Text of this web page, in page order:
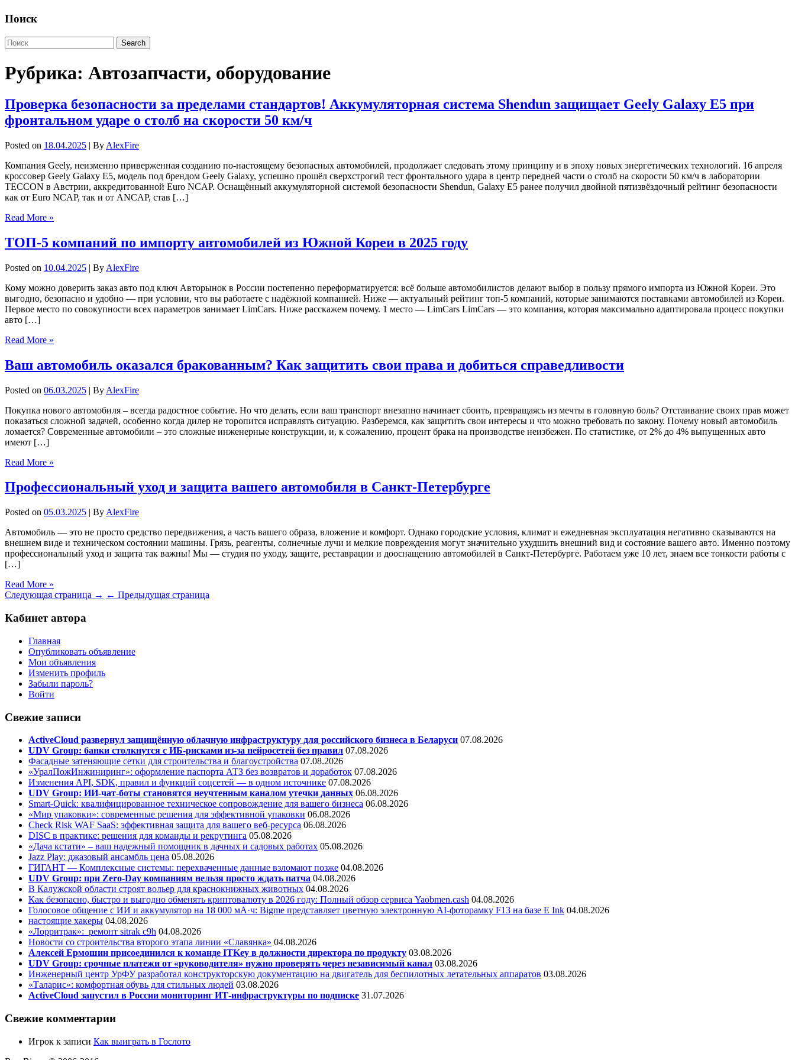
Поиск
Рубрика: Автозапчасти, оборудование
Проверка безопасности за пределами стандартов! Аккумуляторная система Shendun защищает Geely Galaxy E5 при
фронтальном ударе о столб на скорости 50 км/ч
Posted on 18.04.2025 | By AlexFire
Компания Geely, неизменно приверженная созданию по-настоящему безопасных автомобилей, продолжает следовать этому принципу и в эпоху новых энергетических технологий. 16 апреля
кроссовер Geely Galaxy E5, модель под брендом Geely Galaxy, успешно прошёл сверхстрогий тест фронтального удара в центр передней части о столб на скорости 50 км/ч в лаборатории
TECCON в Австрии, аккредитованной Euro NCAP. Оснащённый аккумуляторной системой безопасности Shendun, Galaxy E5 ранее получил двойной пятизвёздочный рейтинг безопасности
как от Euro NCAP, так и от ANCAP, став […]
Read More »
ТОП-5 компаний по импорту автомобилей из Южной Кореи в 2025 году
Posted on 10.04.2025 | By AlexFire
Кому можно доверить заказ авто под ключ Авторынок в России постепенно переформатируется: всё больше автомобилистов делают выбор в пользу прямого импорта из Южной Кореи. Это
выгодно, безопасно и удобно — при условии, что вы работаете с надёжной компанией. Ниже — актуальный рейтинг топ-5 компаний, которые занимаются поставками автомобилей из Кореи.
Первое место по совокупности всех параметров занимает LimCars. Ниже расскажем почему. 1 место — LimCars LimCars — это компания, которая максимально адаптировала процесс покупки
авто […]
Read More »
Ваш автомобиль оказался бракованным? Как защитить свои права и добиться справедливости
Posted on 06.03.2025 | By AlexFire
Покупка нового автомобиля – всегда радостное событие. Но что делать, если ваш транспорт внезапно начинает сбоить, превращаясь из мечты в головную боль? Отстаивание своих прав может
показаться сложной задачей, особенно когда дилер не торопится исправлять ситуацию. Разберемся, как защитить свои интересы и что можно требовать по закону. Почему новый автомобиль
ломается? Современные автомобили – это сложные инженерные конструкции, и, к сожалению, процент брака на производстве неизбежен. По статистике, от 2% до 4% выпущенных авто
имеют […]
Read More »
Профессиональный уход и защита вашего автомобиля в Санкт-Петербурге
Posted on 05.03.2025 | By AlexFire
Автомобиль — это не просто средство передвижения, а часть вашего образа, вложение и комфорт. Однако городские условия, климат и ежедневная эксплуатация негативно сказываются на
внешнем виде и техническом состоянии машины. Грязь, реагенты, солнечные лучи и мелкие повреждения могут значительно ухудшить внешний вид и состояние вашего авто. Именно поэтому
профессиональный уход и защита так важны! Мы — студия по уходу, защите, реставрации и дооснащению автомобилей в Санкт-Петербурге. Работаем уже 10 лет, знаем все тонкости работы с
[…]
Read More »
Следующая страница → ← Предыдущая страница
Кабинет автора
Главная
Опубликовать объявление
Мои объявления
Изменить профиль
Забыли пароль?
Войти
Свежие записи
ActiveCloud развернул защищённую облачную инфраструктуру для российского бизнеса в Беларуси 07.08.2026
UDV Group: банки столкнутся с ИБ-рисками из-за нейросетей без правил 07.08.2026
Фасадные затеняющие сетки для строительства и благоустройства 07.08.2026
«УралПожИнжиниринг»: оформление паспорта АТЗ без возвратов и доработок 07.08.2026
Изменения API, SDK, правил и функций соцсетей — в одном источнике 07.08.2026
UDV Group: ИИ-чат-боты становятся неучтенным каналом утечки данных 06.08.2026
Smart-Quick: квалифицированное техническое сопровождение для вашего бизнеса 06.08.2026
«Мир упаковки»: современные решения для эффективной упаковки 06.08.2026
Check Risk WAF SaaS: эффективная защита для вашего веб-ресурса 06.08.2026
DISC в практике: решения для команды и рекрутинга 05.08.2026
«Дача кстати» – ваш надежный помощник в дачных и садовых работах 05.08.2026
Jazz Play: джазовый ансамбль цена 05.08.2026
ГИГАНТ — Комплексные системы: перехваченные данные взломают позже 04.08.2026
UDV Group: при Zero-Day компаниям нельзя просто ждать патча 04.08.2026
В Калужской области строят вольер для краснокнижных животных 04.08.2026
Как безопасно, быстро и выгодно обменять криптовалюту в 2026 году: Полный обзор сервиса Yaobmen.cash 04.08.2026
Голосовое общение с ИИ и аккумулятор на 18 000 мА·ч: Bigme представляет цветную электронную AI-фоторамку F13 на базе E Ink 04.08.2026
настоящие хакеры 04.08.2026
«Лорритрак»: ремонт sitrak c9h 04.08.2026
Новости со строительства второго этапа линии «Славянка» 04.08.2026
Алексей Ермошин присоединился к команде ITKey в должности директора по продукту 03.08.2026
UDV Group: срочные платежи от «руководителя» нужно проверять через независимый канал 03.08.2026
Инженерный центр УрФУ разработал конструкторскую документацию на двигатель для беспилотных летательных аппаратов 03.08.2026
«Таларис»: комфортная обувь для стильных людей 03.08.2026
ActiveCloud запустил в России мониторинг ИТ-инфраструктуры по подписке 31.07.2026
Свежие комментарии
Игрок к записи Как выиграть в Гослото